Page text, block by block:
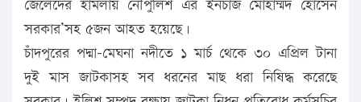
জেলেদের হামলায় নৌপুলিশ এর ইনচার্জ মোহাম্মদ হোসেন
সরকার’সহ ৫জন আহত হয়েছে।
চাঁদপুরের পদ্মা-মেঘনা নদীতে ১ মার্চ থেকে ৩০ এপ্রিল টানা
দুই মাস জাটকাসহ সব ধরনের মাছ ধরা নিষিদ্ধ করেছে